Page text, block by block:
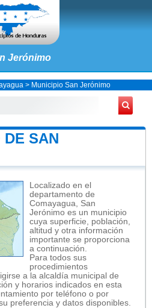
Jerónimo
> Municipio San Jerónimo
DE SAN
Localizado en el
departamento de
Comayagua, San
Jerónimo es un municipio
cuya superficie, población,
altitud y otra información
importante se proporciona
a continuación.
Para todos sus
procedimientos
a la alcaldía municipal de
y horarios indicados en esta
por teléfono o por
preferencia y datos disponibles.